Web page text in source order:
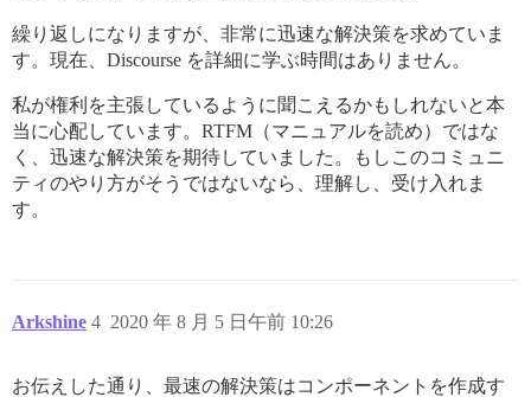
繰り返しになりますが、非常に迅速な解決策を求めていま
す。現在、Discourse を詳細に学ぶ時間はありません。
私が権利を主張しているように聞こえるかもしれないと本
当に心配しています。RTFM（マニュアルを読め）ではな
く、迅速な解決策を期待していました。もしこのコミュニ
ティのやり方がそうではないなら、理解し、受け入れま
す。
Arkshine 2020 年 8 月 5 日午前 10:26
4
お伝えした通り、最速の解決策はコンポーネントを作成す